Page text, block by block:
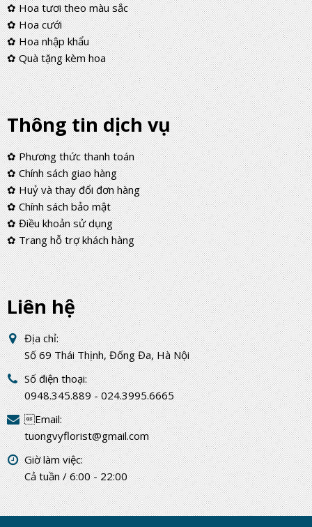
✿ Hoa tươi theo màu sắc
✿ Hoa cưới
✿ Hoa nhập khẩu
✿ Quà tặng kèm hoa
Thông tin dịch vụ
✿ Phương thức thanh toán
✿ Chính sách giao hàng
✿ Huỷ và thay đổi đơn hàng
✿ Chính sách bảo mật
✿ Điều khoản sử dụng
✿ Trang hỗ trợ khách hàng
Liên hệ
Địa chỉ:
Số 69 Thái Thịnh, Đống Đa, Hà Nội
Số điện thoại:
0948.345.889 - 024.3995.6665
Email:
tuongvyflorist@gmail.com
Giờ làm việc:
Cả tuần / 6:00 - 22:00